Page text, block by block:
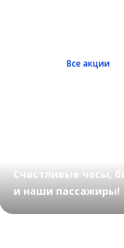
Все акции
Счастливые часы,
и наши пассажиры!